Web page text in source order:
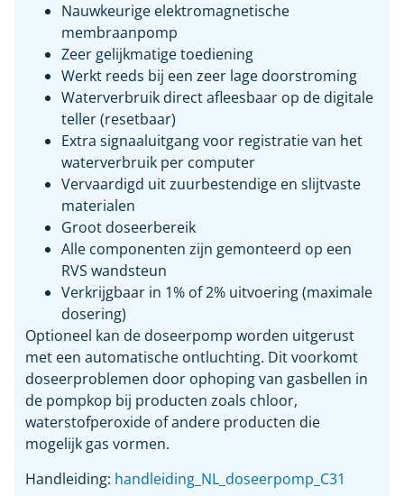
Nauwkeurige elektromagnetische
membraanpomp
Zeer gelijkmatige toediening
Werkt reeds bij een zeer lage doorstroming
Waterverbruik direct afleesbaar op de digitale
teller (resetbaar)
Extra signaaluitgang voor registratie van het
waterverbruik per computer
Vervaardigd uit zuurbestendige en slijtvaste
materialen
Groot doseerbereik
Alle componenten zijn gemonteerd op een
RVS wandsteun
Verkrijgbaar in 1% of 2% uitvoering (maximale
dosering)
Optioneel kan de doseerpomp worden uitgerust
met een automatische ontluchting. Dit voorkomt
doseerproblemen door ophoping van gasbellen in
de pompkop bij producten zoals chloor,
waterstofperoxide of andere producten die
mogelijk gas vormen.
Handleiding: handleiding_NL_doseerpomp_C31